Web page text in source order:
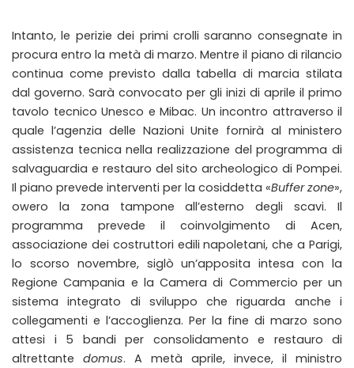
Intanto, le perizie dei primi crolli saranno consegnate in
procura entro la metà di marzo. Mentre il piano di rilancio
continua come previsto dalla tabella di marcia stilata
dal governo. Sarà convocato per gli inizi di aprile il primo
tavolo tecnico Unesco e Mibac. Un incontro attraverso il
quale l’agenzia delle Nazioni Unite fornirà al ministero
assistenza tecnica nella realizzazione del programma di
salvaguardia e restauro del sito archeologico di Pompei.
Il piano prevede interventi per la cosiddetta «Buffer zone»,
owero la zona tampone all’esterno degli scavi. Il
programma prevede il coinvolgimento di Acen,
associazione dei costruttori edili napoletani, che a Parigi,
lo scorso novembre, siglò un’apposita intesa con la
Regione Campania e la Camera di Commercio per un
sistema integrato di sviluppo che riguarda anche i
collegamenti e l’accoglienza. Per la fine di marzo sono
attesi i 5 bandi per consolidamento e restauro di
altrettante domus. A metà aprile, invece, il ministro